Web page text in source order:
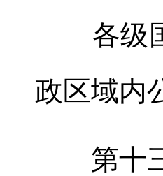
各级国
政区域内
第十三